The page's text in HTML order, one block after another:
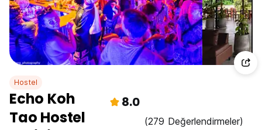
Hostel
Echo Koh
Tao Hostel
8.0
(279 Değerlendirmeler)